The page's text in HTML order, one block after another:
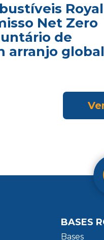
Royal
Net Zero
de
arranjo global
BASES
Bases